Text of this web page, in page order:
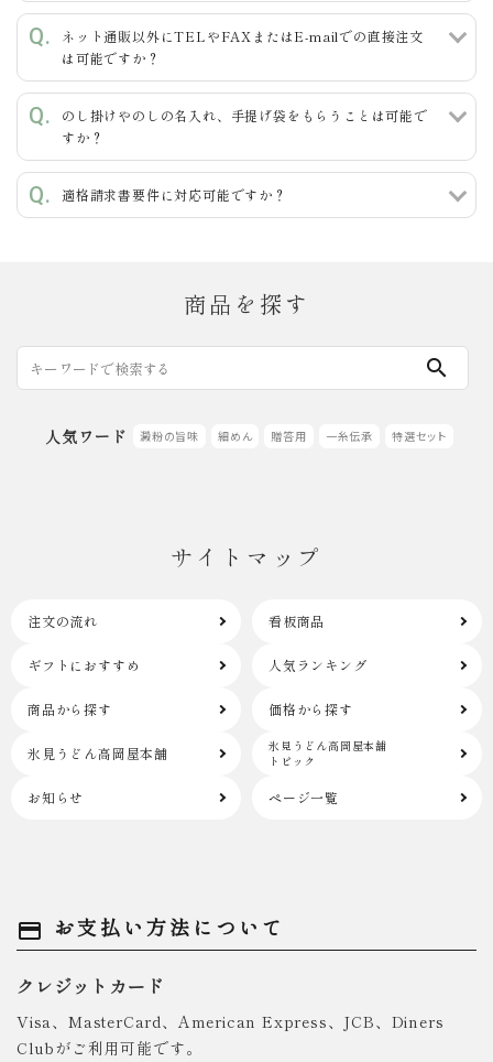
カテゴリー
ネット通販以外にTELやFAXまたはE-mailでの直接注文
は可能ですか？
のし掛けやのしの名入れ、手提げ袋をもらうことは可能で
すか？
適格請求書要件に対応可能ですか？
商品を探す
search
人気ワード 澱粉の旨味 細めん 贈答用 一糸伝承 特選セット
サイトマップ
注文の流れ 看板商品
ギフトにおすすめ 人気ランキング
商品から探す 価格から探す
氷見うどん高岡屋本舗
氷見うどん高岡屋本舗
トピック
お知らせ ページ一覧
payment お支払い方法について
クレジットカード
Visa、MasterCard、American Express、JCB、Diners
Clubがご利用可能です。